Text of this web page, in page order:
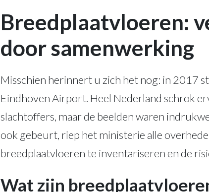
Breedplaatvloeren:
door samenwerking
Misschien herinnert u zich het nog: in 2017
Eindhoven Airport. Heel Nederland schrok
slachtoffers, maar de beelden waren
ook gebeurt, riep het ministerie alle
breedplaatvloeren te inventariseren en de
Wat zijn